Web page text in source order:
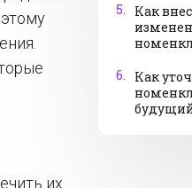
5.
Как
6.
Как
их